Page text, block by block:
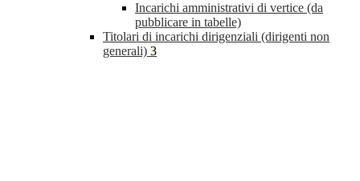
Incarichi amministrativi di vertice (da
pubblicare in tabelle)
Titolari di incarichi dirigenziali (dirigenti non
generali) 3